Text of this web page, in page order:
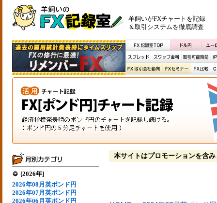
羊飼いがFXチャートを記録
＆取引システムを徹底調査
[2026年]
2026年08月英ポンド円
2026年07月英ポンド円
2026年06月英ポンド円
本サイトはプロモーションを含み